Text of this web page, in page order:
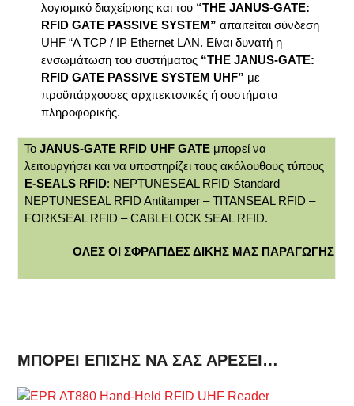
λογισμικό διαχείρισης και του “THE JANUS-GATE:
RFID GATE PASSIVE SYSTEM” απαιτείται σύνδεση
UHF “A TCP / IP Ethernet LAN. Είναι δυνατή η
ενσωμάτωση του συστήματος “THE JANUS-GATE:
RFID GATE PASSIVE SYSTEM UHF” με
προϋπάρχουσες αρχιτεκτονικές ή συστήματα
πληροφορικής.
Το JANUS-GATE RFID UHF GATEμπορεί να
λειτουργήσει και να υποστηρίζει τους ακόλουθους τύπους
E-SEALS RFID: NEPTUNESEAL RFID Standard –
NEPTUNESEAL RFID Antitamper – TITANSEAL RFID –
FORKSEAL RFID – CABLELOCK SEAL RFID.
ΟΛΕΣ ΟΙ ΣΦΡΑΓΙΔΕΣ ΔΙΚΗΣ ΜΑΣ ΠΑΡΑΓΩΓΗΣ
ΜΠΟΡΕΊ ΕΠΊΣΗΣ ΝΑ ΣΑΣ ΑΡΈΣΕΙ…